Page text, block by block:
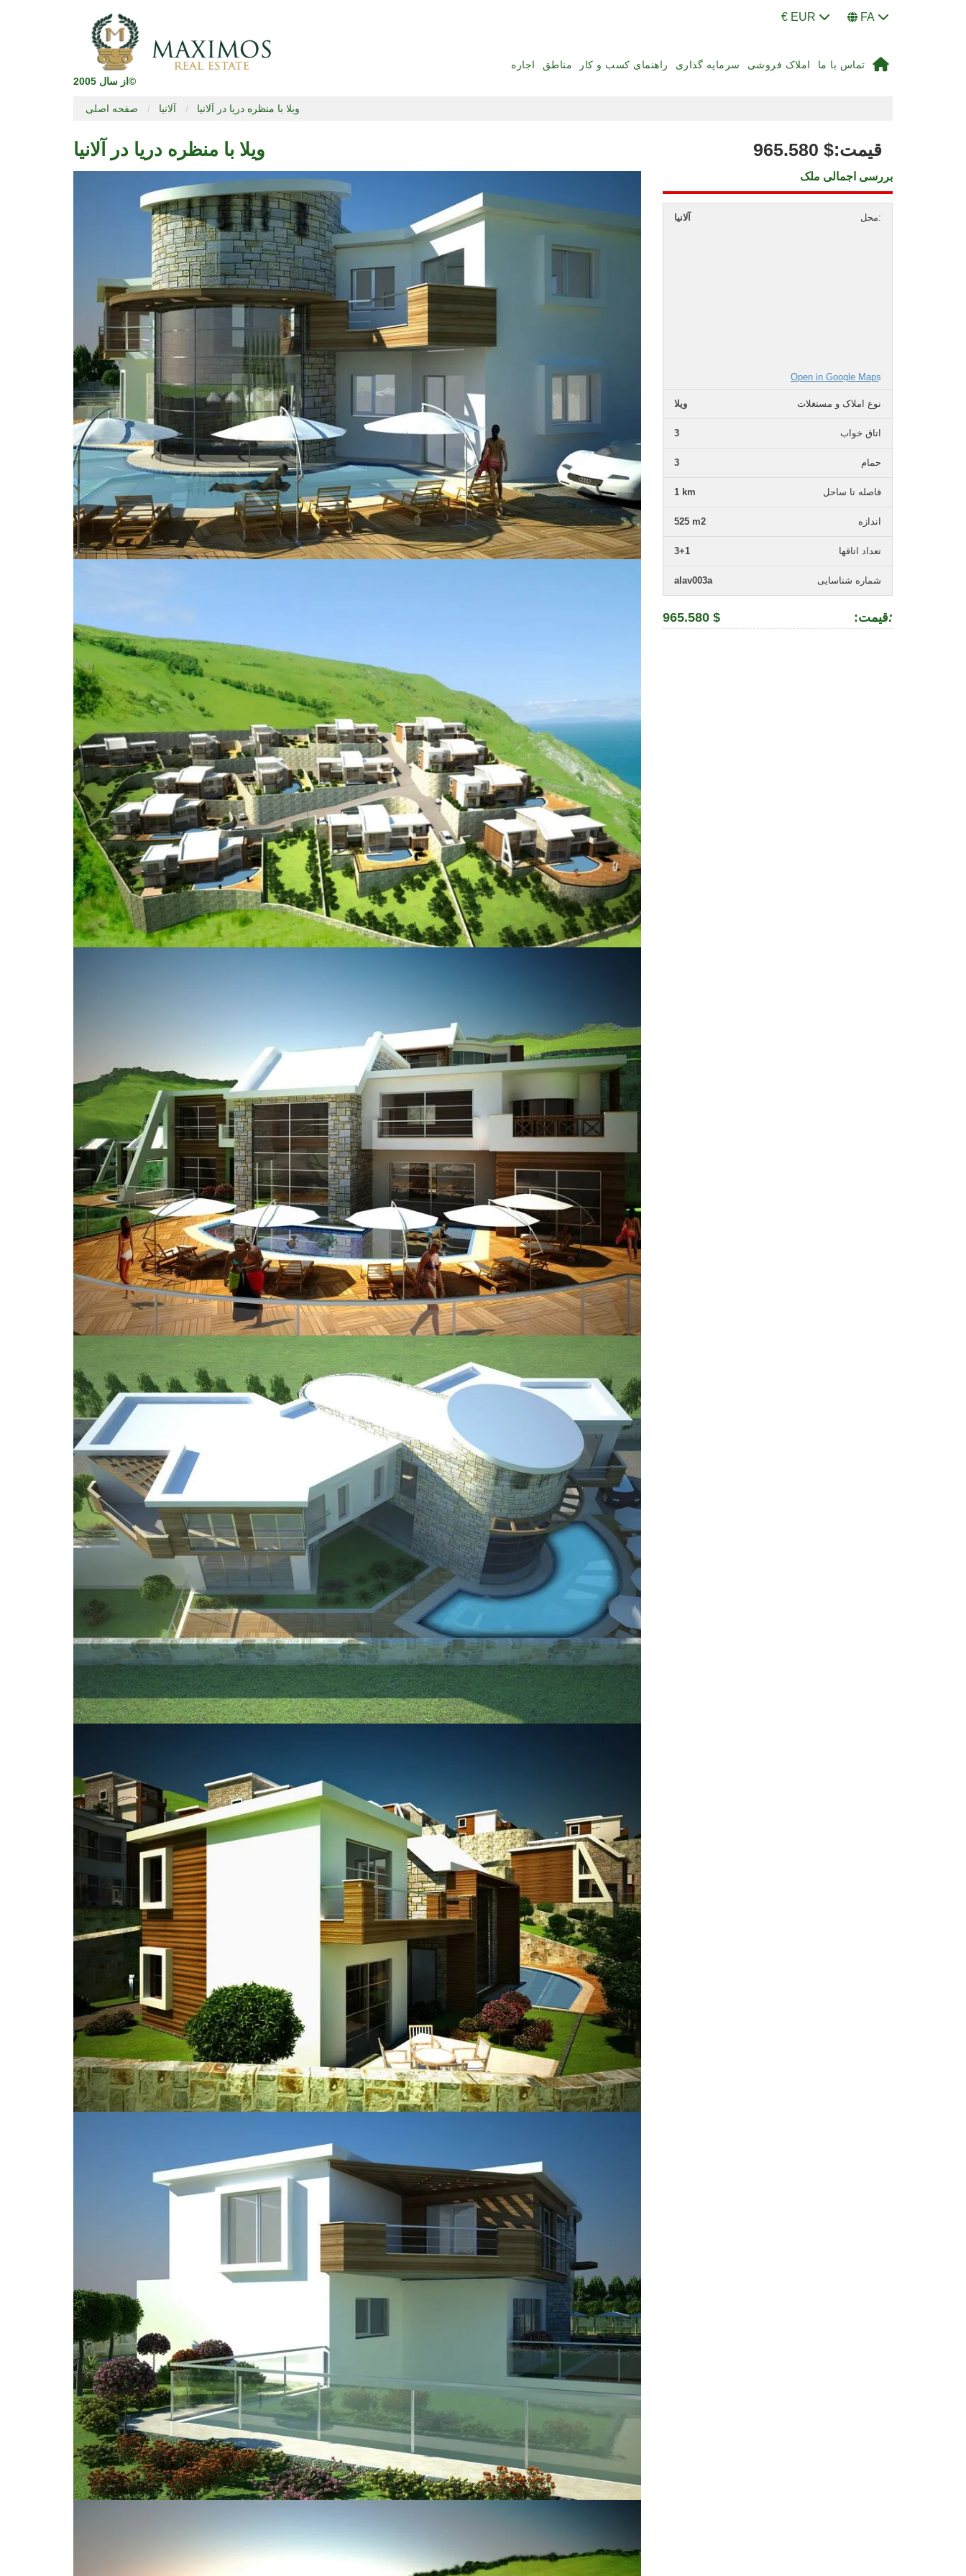
€ EUR FA
از سال 2005©
اجاره مناطق راهنمای کسب و کار سرمایه گذاری املاک فروشی تماس با ما
صفحه اصلی آلانیا ویلا با منظره دریا در آلانیا
ویلا با منظره دریا در آلانیا :قیمت 965.580 $
بررسی اجمالی ملک
محل: آلانیا
Open in Google Maps
نوع املاک و مستغلات ویلا
اتاق خواب 3
حمام 3
فاصله تا ساحل 1 km
اندازه 525 m2
تعداد اتاقها 3+1
شماره شناسایی alav003a
:قیمت:
965.580 $